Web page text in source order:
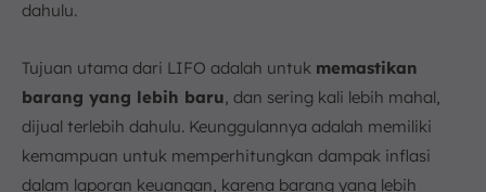
dahulu.
Tujuan utama dari LIFO adalah untuk memastikan
barang yang lebih baru, dan sering kali lebih mahal,
dijual terlebih dahulu. Keunggulannya adalah memiliki
kemampuan untuk memperhitungkan dampak inflasi
dalam laporan keuangan, karena barang yang lebih